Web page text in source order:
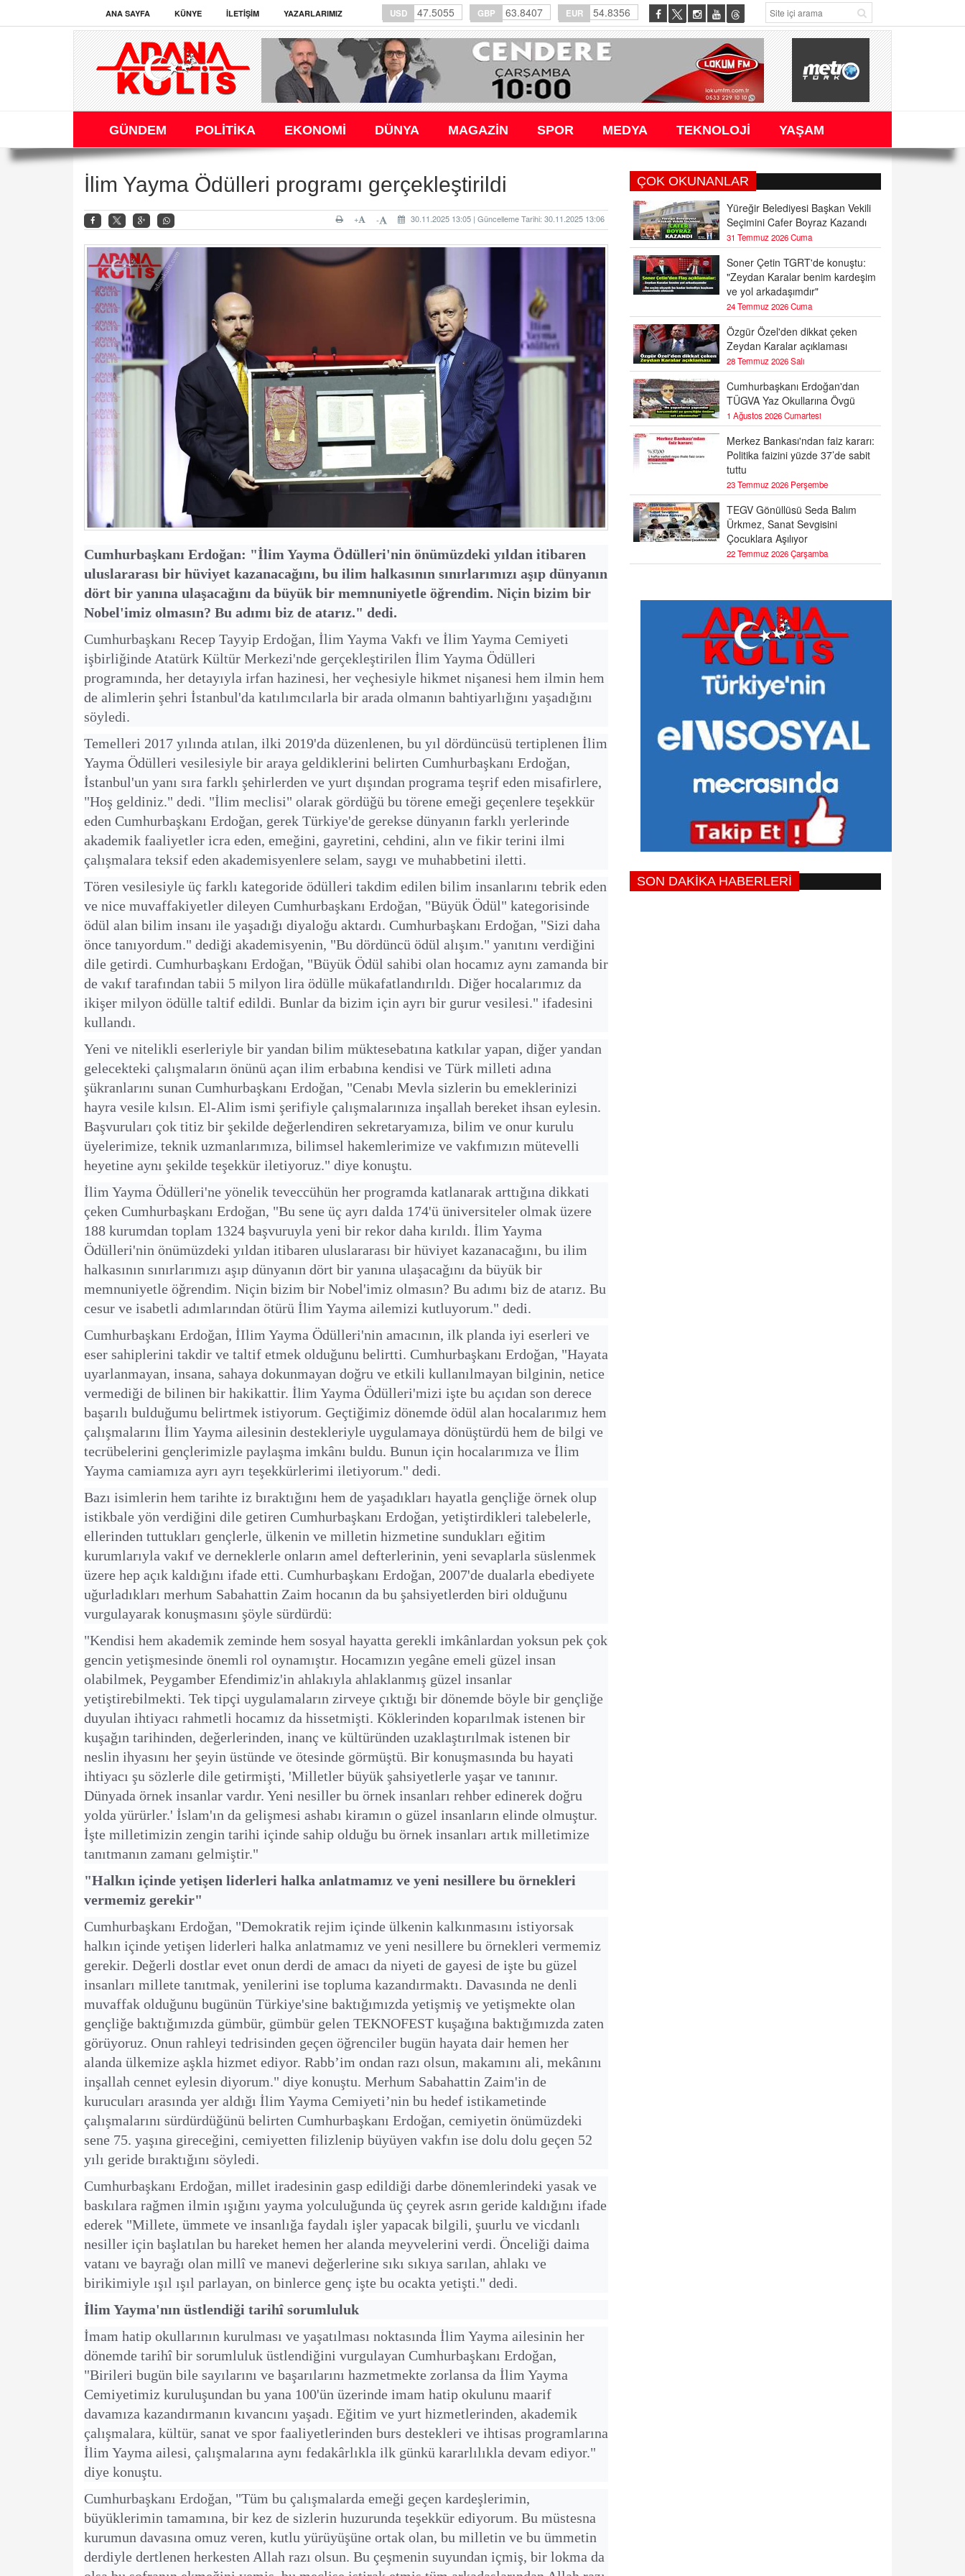
ANA SAYFA KÜNYE İLETIŞIM YAZARLARIMIZ USD 47.5055 GBP 63.8407 EUR 54.8356
GÜNDEM POLİTİKA EKONOMİ DÜNYA MAGAZİN SPOR MEDYA TEKNOLOJİ YAŞAM
İlim Yayma Ödülleri programı gerçekleştirildi
30.11.2025 13:05 | Güncelleme Tarihi: 30.11.2025 13:06
-
+
Cumhurbaşkanı Erdoğan: "İlim Yayma Ödülleri'nin önümüzdeki yıldan itibaren
uluslararası bir hüviyet kazanacağını, bu ilim halkasının sınırlarımızı aşıp dünyanın
dört bir yanına ulaşacağını da büyük bir memnuniyetle öğrendim. Niçin bizim bir
Nobel'imiz olmasın? Bu adımı biz de atarız." dedi.
Cumhurbaşkanı Recep Tayyip Erdoğan, İlim Yayma Vakfı ve İlim Yayma Cemiyeti
işbirliğinde Atatürk Kültür Merkezi'nde gerçekleştirilen İlim Yayma Ödülleri
programında, her detayıyla irfan hazinesi, her veçhesiyle hikmet nişanesi hem ilmin hem
de alimlerin şehri İstanbul'da katılımcılarla bir arada olmanın bahtiyarlığını yaşadığını
söyledi.
Temelleri 2017 yılında atılan, ilki 2019'da düzenlenen, bu yıl dördüncüsü tertiplenen İlim
Yayma Ödülleri vesilesiyle bir araya geldiklerini belirten Cumhurbaşkanı Erdoğan,
İstanbul'un yanı sıra farklı şehirlerden ve yurt dışından programa teşrif eden misafirlere,
"Hoş geldiniz." dedi. "İlim meclisi" olarak gördüğü bu törene emeği geçenlere teşekkür
eden Cumhurbaşkanı Erdoğan, gerek Türkiye'de gerekse dünyanın farklı yerlerinde
akademik faaliyetler icra eden, emeğini, gayretini, cehdini, alın ve fikir terini ilmi
çalışmalara teksif eden akademisyenlere selam, saygı ve muhabbetini iletti.
Tören vesilesiyle üç farklı kategoride ödülleri takdim edilen bilim insanlarını tebrik eden
ve nice muvaffakiyetler dileyen Cumhurbaşkanı Erdoğan, "Büyük Ödül" kategorisinde
ödül alan bilim insanı ile yaşadığı diyaloğu aktardı. Cumhurbaşkanı Erdoğan, "Sizi daha
önce tanıyordum." dediği akademisyenin, "Bu dördüncü ödül alışım." yanıtını verdiğini
dile getirdi. Cumhurbaşkanı Erdoğan, "Büyük Ödül sahibi olan hocamız aynı zamanda bir
de vakıf tarafından tabii 5 milyon lira ödülle mükafatlandırıldı. Diğer hocalarımız da
ikişer milyon ödülle taltif edildi. Bunlar da bizim için ayrı bir gurur vesilesi." ifadesini
kullandı.
Yeni ve nitelikli eserleriyle bir yandan bilim müktesebatına katkılar yapan, diğer yandan
gelecekteki çalışmaların önünü açan ilim erbabına kendisi ve Türk milleti adına
şükranlarını sunan Cumhurbaşkanı Erdoğan, "Cenabı Mevla sizlerin bu emeklerinizi
hayra vesile kılsın. El-Alim ismi şerifiyle çalışmalarınıza inşallah bereket ihsan eylesin.
Başvuruları çok titiz bir şekilde değerlendiren sekretaryamıza, bilim ve onur kurulu
üyelerimize, teknik uzmanlarımıza, bilimsel hakemlerimize ve vakfımızın mütevelli
heyetine aynı şekilde teşekkür iletiyoruz." diye konuştu.
İlim Yayma Ödülleri'ne yönelik teveccühün her programda katlanarak arttığına dikkati
çeken Cumhurbaşkanı Erdoğan, "Bu sene üç ayrı dalda 174'ü üniversiteler olmak üzere
188 kurumdan toplam 1324 başvuruyla yeni bir rekor daha kırıldı. İlim Yayma
Ödülleri'nin önümüzdeki yıldan itibaren uluslararası bir hüviyet kazanacağını, bu ilim
halkasının sınırlarımızı aşıp dünyanın dört bir yanına ulaşacağını da büyük bir
memnuniyetle öğrendim. Niçin bizim bir Nobel'imiz olmasın? Bu adımı biz de atarız. Bu
cesur ve isabetli adımlarından ötürü İlim Yayma ailemizi kutluyorum." dedi.
Cumhurbaşkanı Erdoğan, İIlim Yayma Ödülleri'nin amacının, ilk planda iyi eserleri ve
eser sahiplerini takdir ve taltif etmek olduğunu belirtti. Cumhurbaşkanı Erdoğan, "Hayata
uyarlanmayan, insana, sahaya dokunmayan doğru ve etkili kullanılmayan bilginin, netice
vermediği de bilinen bir hakikattir. İlim Yayma Ödülleri'mizi işte bu açıdan son derece
başarılı bulduğumu belirtmek istiyorum. Geçtiğimiz dönemde ödül alan hocalarımız hem
çalışmalarını İlim Yayma ailesinin destekleriyle uygulamaya dönüştürdü hem de bilgi ve
tecrübelerini gençlerimizle paylaşma imkânı buldu. Bunun için hocalarımıza ve İlim
Yayma camiamıza ayrı ayrı teşekkürlerimi iletiyorum." dedi.
Bazı isimlerin hem tarihte iz bıraktığını hem de yaşadıkları hayatla gençliğe örnek olup
istikbale yön verdiğini dile getiren Cumhurbaşkanı Erdoğan, yetiştirdikleri talebelerle,
ellerinden tuttukları gençlerle, ülkenin ve milletin hizmetine sundukları eğitim
kurumlarıyla vakıf ve derneklerle onların amel defterlerinin, yeni sevaplarla süslenmek
üzere hep açık kaldığını ifade etti. Cumhurbaşkanı Erdoğan, 2007'de dualarla ebediyete
uğurladıkları merhum Sabahattin Zaim hocanın da bu şahsiyetlerden biri olduğunu
vurgulayarak konuşmasını şöyle sürdürdü:
"Kendisi hem akademik zeminde hem sosyal hayatta gerekli imkânlardan yoksun pek çok
gencin yetişmesinde önemli rol oynamıştır. Hocamızın yegâne emeli güzel insan
olabilmek, Peygamber Efendimiz'in ahlakıyla ahlaklanmış güzel insanlar
yetiştirebilmekti. Tek tipçi uygulamaların zirveye çıktığı bir dönemde böyle bir gençliğe
duyulan ihtiyacı rahmetli hocamız da hissetmişti. Köklerinden koparılmak istenen bir
kuşağın tarihinden, değerlerinden, inanç ve kültüründen uzaklaştırılmak istenen bir
neslin ihyasını her şeyin üstünde ve ötesinde görmüştü. Bir konuşmasında bu hayati
ihtiyacı şu sözlerle dile getirmişti, 'Milletler büyük şahsiyetlerle yaşar ve tanınır.
Dünyada örnek insanlar vardır. Yeni nesiller bu örnek insanları rehber edinerek doğru
yolda yürürler.' İslam'ın da gelişmesi ashabı kiramın o güzel insanların elinde olmuştur.
İşte milletimizin zengin tarihi içinde sahip olduğu bu örnek insanları artık milletimize
tanıtmanın zamanı gelmiştir."
"Halkın içinde yetişen liderleri halka anlatmamız ve yeni nesillere bu örnekleri
vermemiz gerekir"
Cumhurbaşkanı Erdoğan, "Demokratik rejim içinde ülkenin kalkınmasını istiyorsak
halkın içinde yetişen liderleri halka anlatmamız ve yeni nesillere bu örnekleri vermemiz
gerekir. Değerli dostlar evet onun derdi de amacı da niyeti de gayesi de işte bu güzel
insanları millete tanıtmak, yenilerini ise topluma kazandırmaktı. Davasında ne denli
muvaffak olduğunu bugünün Türkiye'sine baktığımızda yetişmiş ve yetişmekte olan
gençliğe baktığımızda gümbür, gümbür gelen TEKNOFEST kuşağına baktığımızda zaten
görüyoruz. Onun rahleyi tedrisinden geçen öğrenciler bugün hayata dair hemen her
alanda ülkemize aşkla hizmet ediyor. Rabb’im ondan razı olsun, makamını ali, mekânını
inşallah cennet eylesin diyorum." diye konuştu. Merhum Sabahattin Zaim'in de
kurucuları arasında yer aldığı İlim Yayma Cemiyeti’nin bu hedef istikametinde
çalışmalarını sürdürdüğünü belirten Cumhurbaşkanı Erdoğan, cemiyetin önümüzdeki
sene 75. yaşına gireceğini, cemiyetten filizlenip büyüyen vakfın ise dolu dolu geçen 52
yılı geride bıraktığını söyledi.
Cumhurbaşkanı Erdoğan, millet iradesinin gasp edildiği darbe dönemlerindeki yasak ve
baskılara rağmen ilmin ışığını yayma yolculuğunda üç çeyrek asrın geride kaldığını ifade
ederek "Millete, ümmete ve insanlığa faydalı işler yapacak bilgili, şuurlu ve vicdanlı
nesiller için başlatılan bu hareket hemen her alanda meyvelerini verdi. Önceliği daima
vatanı ve bayrağı olan millî ve manevi değerlerine sıkı sıkıya sarılan, ahlakı ve
birikimiyle ışıl ışıl parlayan, on binlerce genç işte bu ocakta yetişti." dedi.
İlim Yayma'nın üstlendiği tarihî sorumluluk
İmam hatip okullarının kurulması ve yaşatılması noktasında İlim Yayma ailesinin her
dönemde tarihî bir sorumluluk üstlendiğini vurgulayan Cumhurbaşkanı Erdoğan,
"Birileri bugün bile sayılarını ve başarılarını hazmetmekte zorlansa da İlim Yayma
Cemiyetimiz kuruluşundan bu yana 100'ün üzerinde imam hatip okulunu maarif
davamıza kazandırmanın kıvancını yaşadı. Eğitim ve yurt hizmetlerinden, akademik
çalışmalara, kültür, sanat ve spor faaliyetlerinden burs destekleri ve ihtisas programlarına
İlim Yayma ailesi, çalışmalarına aynı fedakârlıkla ilk günkü kararlılıkla devam ediyor."
diye konuştu.
Cumhurbaşkanı Erdoğan, "Tüm bu çalışmalarda emeği geçen kardeşlerimin,
büyüklerimin tamamına, bir kez de sizlerin huzurunda teşekkür ediyorum. Bu müstesna
kurumun davasına omuz veren, kutlu yürüyüşüne ortak olan, bu milletin ve bu ümmetin
derdiyle dertlenen herkesten Allah razı olsun. Bu çeşmenin suyundan içmiş, bir lokma da
ÇOK OKUNANLAR
Yüreğir Belediyesi Başkan Vekili
Seçimini Cafer Boyraz Kazandı
31 Temmuz 2026 Cuma
Soner Çetin TGRT'de konuştu:
"Zeydan Karalar benim kardeşim
ve yol arkadaşımdır"
24 Temmuz 2026 Cuma
Özgür Özel'den dikkat çeken
Zeydan Karalar açıklaması
28 Temmuz 2026 Salı
Cumhurbaşkanı Erdoğan'dan
TÜGVA Yaz Okullarına Övgü
1 Ağustos 2026 Cumartesi
Merkez Bankası'ndan faiz kararı:
Politika faizini yüzde 37’de sabit
tuttu
23 Temmuz 2026 Perşembe
TEGV Gönüllüsü Seda Balım
Ürkmez, Sanat Sevgisini
Çocuklara Aşılıyor
22 Temmuz 2026 Çarşamba
SON DAKİKA HABERLERİ